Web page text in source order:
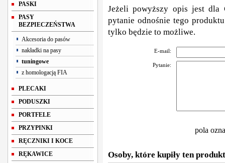
PASKI
PASY
BEZPIECZEŃSTWA
Akcesoria do pasów
nakładki na pasy
tuningowe
z homologacją FIA
PLECAKI
PODUSZKI
PORTFELE
PRZYPINKI
RĘCZNIKI I KOCE
RĘKAWICE
Jeżeli powyższy opis jest dla
pytanie odnośnie tego
tylko będzie to możliwe.
E-mail:
Pytanie:
pola
Osoby, które kupiły ten